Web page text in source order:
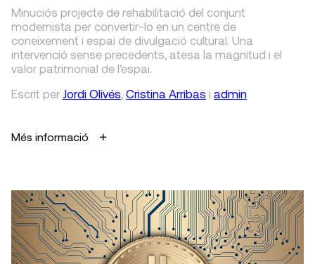
Minuciós projecte de rehabilitació del conjunt
modernista per convertir-lo en un centre de
coneixement i espai de divulgació cultural. Una
intervenció sense precedents, atesa la magnitud i el
valor patrimonial de l’espai.
Escrit per Jordi Olivés, Cristina Arribas i admin
Més informació